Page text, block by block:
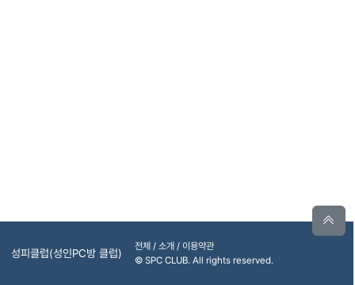
성피클럽(성인PC방 클럽)
전체 / 소개 / 이용약관
© SPC CLUB. All rights reserved.